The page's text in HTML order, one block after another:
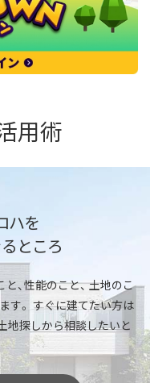
用術
ハを
るところ
、性能のこと、土地のこ
す。 すぐに建てたい方は
地探しから相談したいと